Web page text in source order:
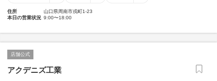
住所
山口県周南市戎町1-23
本日の営業状況 9:00〜18:00
店舗公式
アクデニズ工業